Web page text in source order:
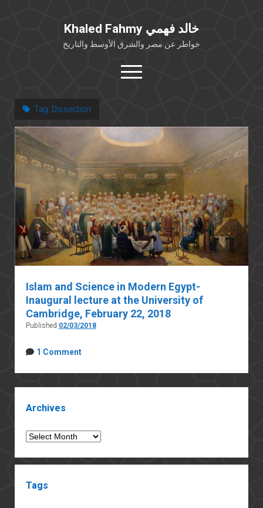
Khaled Fahmy خالد فهمي
خواطر عن مصر والشرق الأوسط والتاريخ
open
menu
كتابات أكاديمية
مقالات صحافية
بوستات من فيسبوك
مقابلات في الإعلام
Languages
Tag: Dissection
Islam and Science in Modern Egypt-
Inaugural lecture at the University of
Cambridge, February 22, 2018
Published 02/03/2018
1 Comment
Archives
Archives
Tags